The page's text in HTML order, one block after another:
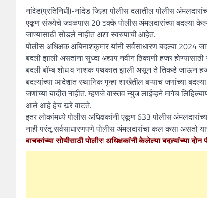
नांदेड(प्रतिनिधी)-नांदेड जिल्हा पोलीस दलातील पोलीस
एकूण संख्येचे जवळपास 20 टक्के पोलीस अंमलदारांच्या बदल्या
जाण्यासाठी सोडले नाहीत अशा स्वरुपाची आहेत.
पोलीस अधिक्षक अबिनाशकुमार यांनी सर्वसाधारण बदल्या 2024
बदली झाली असतांना सुध्दा अद्याप नवीन ठिकाणी हजर
बदली बॉम्ब शोध व नाशक पथकात झाली असून ते तिकडे जाऊन
बदल्यांच्या आदेशात स्थानिक गुन्हा शाखेतील बऱ्याच जणांच्या
जणांच्या यादीत नाहीत. म्हणजे वास्तव न्युज लाईव्हने मागेच
आले आहे हेच खरे वाटते.
इतर लोकांमध्ये पोलीस अधिक्षकांनी एकूण 633 पोलीस
नाही परंतू सर्वसाधारणपणे पोलीस अंमलदारांचा कल कसा असतो
वाचकांच्या सोयीसाठी पोलीस अधिक्षकांनी केलेल्या बदल्यांच्या